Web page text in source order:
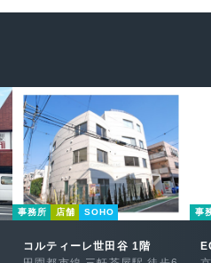
事務所 店舗 SOHO
コルティーレ世田谷 1階
事